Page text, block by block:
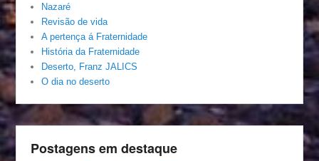
Nazaré
Revisão de vida
A pertença á Fraternidade
História da Fraternidade
Deserto, Franz JALICS
O dia no deserto
Postagens em destaque